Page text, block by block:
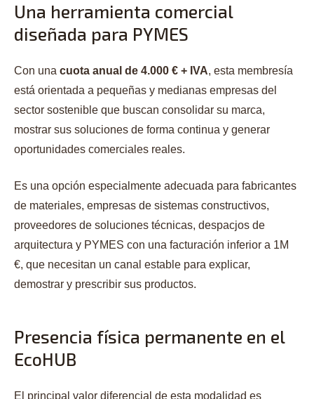
Una herramienta comercial
diseñada para PYMES
Con una cuota anual de 4.000 € + IVA, esta membresía
está orientada a pequeñas y medianas empresas del
sector sostenible que buscan consolidar su marca,
mostrar sus soluciones de forma continua y generar
oportunidades comerciales reales.
Es una opción especialmente adecuada para fabricantes
de materiales, empresas de sistemas constructivos,
proveedores de soluciones técnicas, despacjos de
arquitectura y PYMES con una facturación inferior a 1M
€, que necesitan un canal estable para explicar,
demostrar y prescribir sus productos.
Presencia física permanente en el
EcoHUB
El principal valor diferencial de esta modalidad es